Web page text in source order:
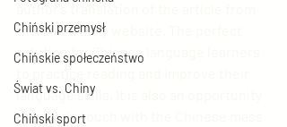
Chiński przemysł
Chińskie społeczeństwo
Świat vs. Chiny
Chiński sport
author's translation of the article from
the China Daily website. The perfect
solution for Chinese language learners
language skills. It is also an opportunity
to keep in touch with the Chinese mass